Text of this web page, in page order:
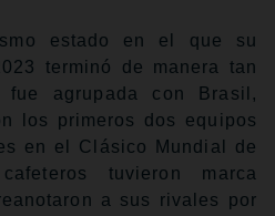
estado en el que su
terminó de manera tan
agrupada con Brasil,
los primeros dos equipos
en el Clásico Mundial de
tuvieron marca
a sus rivales por